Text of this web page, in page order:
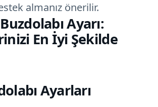
almanız önerilir.
Ayarı:
En İyi Şekilde
Ayarları